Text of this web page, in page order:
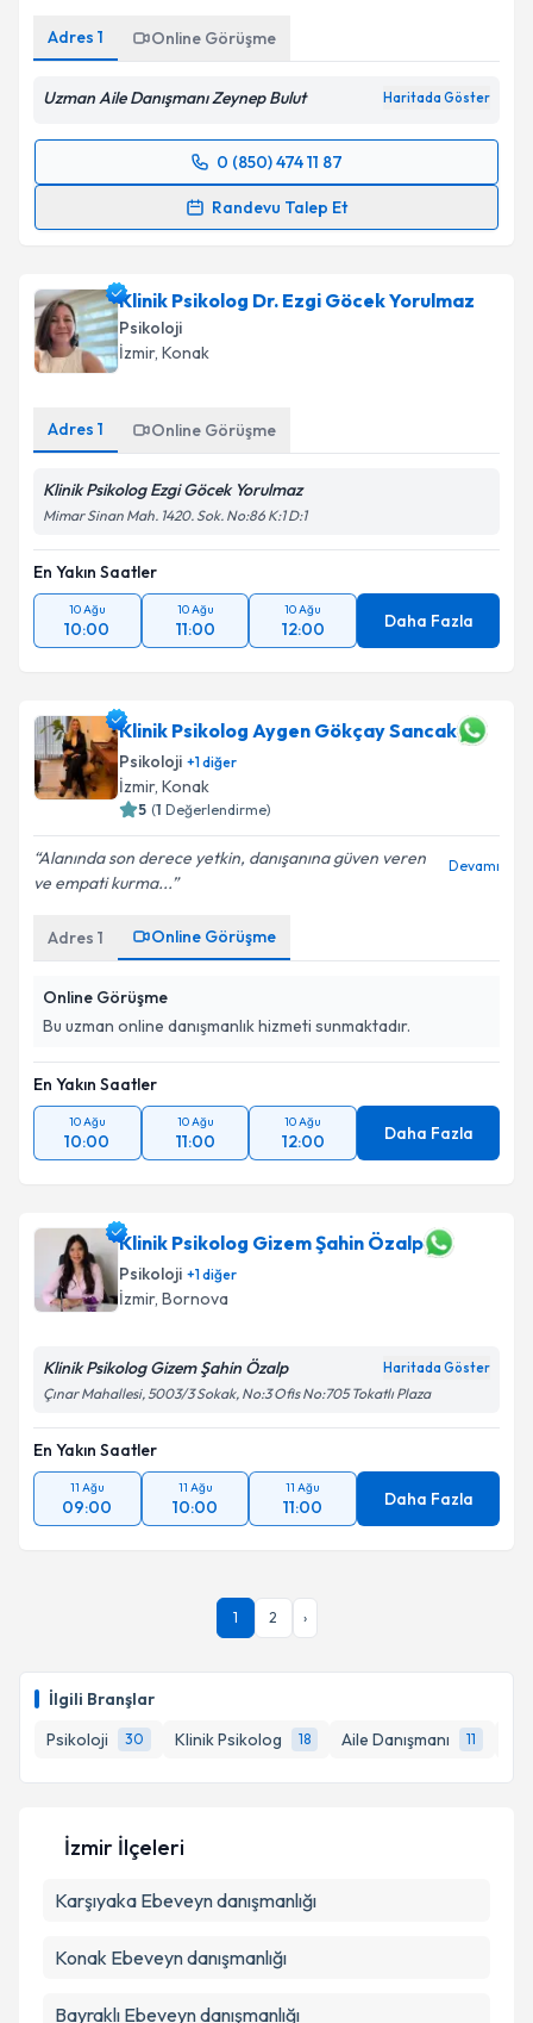
İlgili Branşlar
Psikoloji
30 Klinik Psikolog 18 Aile Danışmanı 11
Adres 1 Online Görüşme
Uzman Aile Danışmanı Zeynep Bulut Haritada Göster
0 (850) 474 11 87
Randevu Talep Et
Randevu Takvimi Talebi
randevu almanız için bir takvim hazırlandığında e-
posta ile bilgilendireceğiz.
E-posta Adresiniz
Kişisel verilerimin işlenmesine ilişkin
Metni'ni okudum ve kişisel verilerimin belirtilen
Takvim Talebini Gönder
Klinik Psikolog Dr. Ezgi Göcek Yorulmaz
Psikoloji
İzmir, Konak
Adres 1 Online Görüşme
Klinik Psikolog Ezgi Göcek Yorulmaz
Mimar Sinan Mah. 1420. Sok. No:86 K:1 D:1
En Yakın Saatler
10 Ağu
10:00
10 Ağu
11:00
10 Ağu
12:00 Daha Fazla
Klinik Psikolog Aygen Gökçay Sancak
Psikoloji +1diğer
İzmir, Konak
5 (1 Değerlendirme)
Alanında son derece yetkin, danışanına güven veren
ve empati kurma...
Devamı
Adres 1 Online Görüşme
Online Görüşme
Bu uzman online danışmanlık hizmeti sunmaktadır.
En Yakın Saatler
10 Ağu
10:00
10 Ağu
11:00
10 Ağu
12:00 Daha Fazla
Klinik Psikolog Gizem Şahin Özalp
Psikoloji +1diğer
İzmir, Bornova
Klinik Psikolog Gizem Şahin Özalp Haritada Göster
Çınar Mahallesi, 5003/3 Sokak, No:3 Ofis No:705 Tokatlı Plaza
En Yakın Saatler
11 Ağu
09:00
11 Ağu
10:00
11 Ağu
11:00 Daha Fazla
1 2 ›
İzmir İlçeleri
Karşıyaka Ebeveyn danışmanlığı
Konak Ebeveyn danışmanlığı
Bayraklı Ebeveyn danışmanlığı